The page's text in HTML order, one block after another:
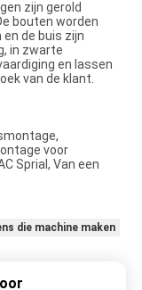
zijn gerold
bouten worden
en de buis zijn
in zwarte
en lassen
van de klant.
voor
Sprial, Van een
die machine maken